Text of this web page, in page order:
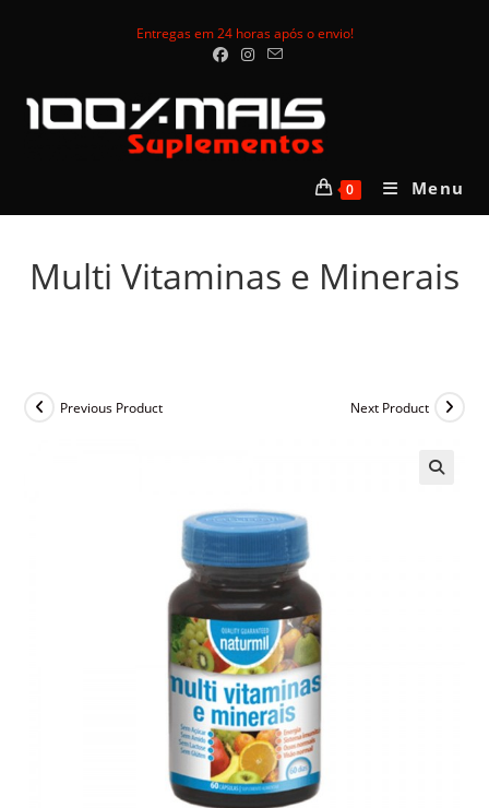
Entregas em 24 horas após o envio!
0 Menu
Multi Vitaminas e Minerais
Previous Product Next Product